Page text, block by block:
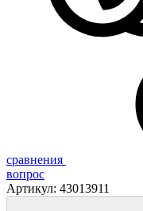
сравнения
вопрос
Артикул: 43013911